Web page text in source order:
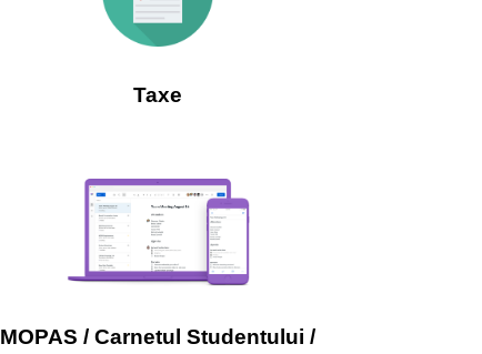
Taxe
MOPAS / Carnetul Studentului /